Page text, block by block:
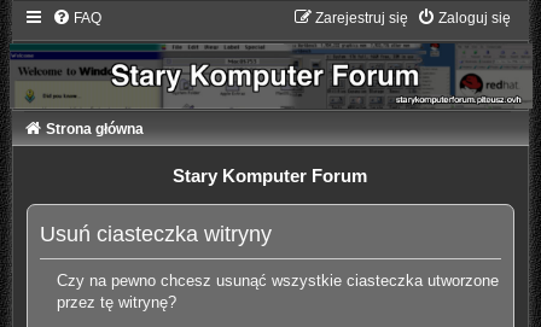
FAQ Zaloguj się
Zarejestruj się
Strona główna
Stary Komputer Forum
Usuń ciasteczka witryny
Czy na pewno chcesz usunąć wszystkie ciasteczka utworzone
przez tę witrynę?